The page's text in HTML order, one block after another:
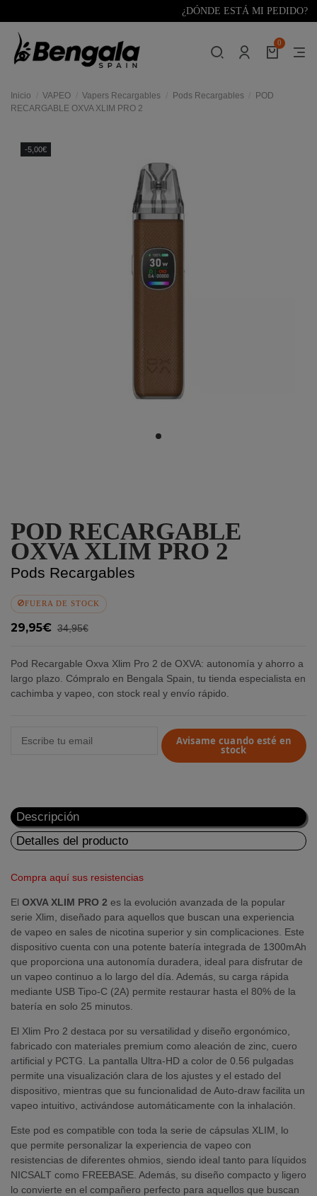
¿DÓNDE ESTÁ MI PEDIDO?
0
Inicio VAPEO Vapers Recargables Pods Recargables
POD
RECARGABLE OXVA XLIM PRO 2
-5,00€
POD RECARGABLE
OXVA XLIM PRO 2
Pods Recargables
FUERA DE STOCK
29,95€ 34,95€
Pod Recargable Oxva Xlim Pro 2 de OXVA: autonomía y ahorro a
largo plazo. Cómpralo en Bengala Spain, tu tienda especialista en
cachimba y vapeo, con stock real y envío rápido.
Avisame cuando esté en
stock
Descripción
Detalles del producto
Compra aquí sus resistencias
El OXVA XLIM PRO 2 es la evolución avanzada de la popular
serie Xlim, diseñado para aquellos que buscan una experiencia
de vapeo en sales de nicotina superior y sin complicaciones. Este
dispositivo cuenta con una potente batería integrada de 1300mAh
que proporciona una autonomía duradera, ideal para disfrutar de
un vapeo continuo a lo largo del día. Además, su carga rápida
mediante USB Tipo-C (2A) permite restaurar hasta el 80% de la
batería en solo 25 minutos.
El Xlim Pro 2 destaca por su versatilidad y diseño ergonómico,
fabricado con materiales premium como aleación de zinc, cuero
artificial y PCTG. La pantalla Ultra-HD a color de 0.56 pulgadas
permite una visualización clara de los ajustes y el estado del
dispositivo, mientras que su funcionalidad de Auto-draw facilita un
vapeo intuitivo, activándose automáticamente con la inhalación.
Este pod es compatible con toda la serie de cápsulas XLIM, lo
que permite personalizar la experiencia de vapeo con
resistencias de diferentes ohmios, siendo ideal tanto para líquidos
NICSALT como FREEBASE. Además, su diseño compacto y ligero
lo convierte en el compañero perfecto para aquellos que buscan